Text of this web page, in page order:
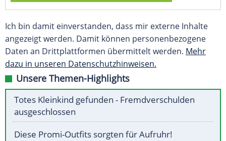
Ich bin damit einverstanden, dass mir externe Inhalte
angezeigt werden. Damit können personenbezogene
Daten an Drittplattformen übermittelt werden. Mehr
dazu in unseren Datenschutzhinweisen.
Unsere Themen-Highlights
Totes Kleinkind gefunden - Fremdverschulden
ausgeschlossen
Diese Promi-Outfits sorgten für Aufruhr!